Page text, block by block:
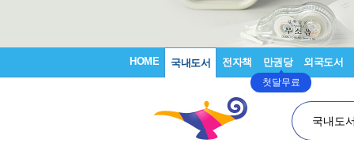
HOME 국내도서 전자책 만권당
첫달무료
외국도서
국내도